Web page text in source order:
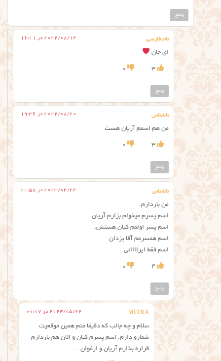
پاسخ
نام فارسی 2022/08/14 در 16:11
ای جان
3
0
پاسخ
ناشناس 2022/08/20 در 19:36
من هم اسمم آریان هست
3
0
پاسخ
ناشناس 2023/04/24 در 21:58
من باردارم.
اسم پسرم میخوام بزارم آریان
اسم پسر اولمم کیان هستش.
اسم همسرمم آقا یزدان
اسم فقط ایراااانی
4
0
پاسخ
MITRA 2023/05/22 در 00:07
سلام و چه جالب که دقیقا منم همین موقعیت
شمارو دارم. اسم پسرم کیان و الان هم باردارم
قراره بذارم آریان و ارغوان…